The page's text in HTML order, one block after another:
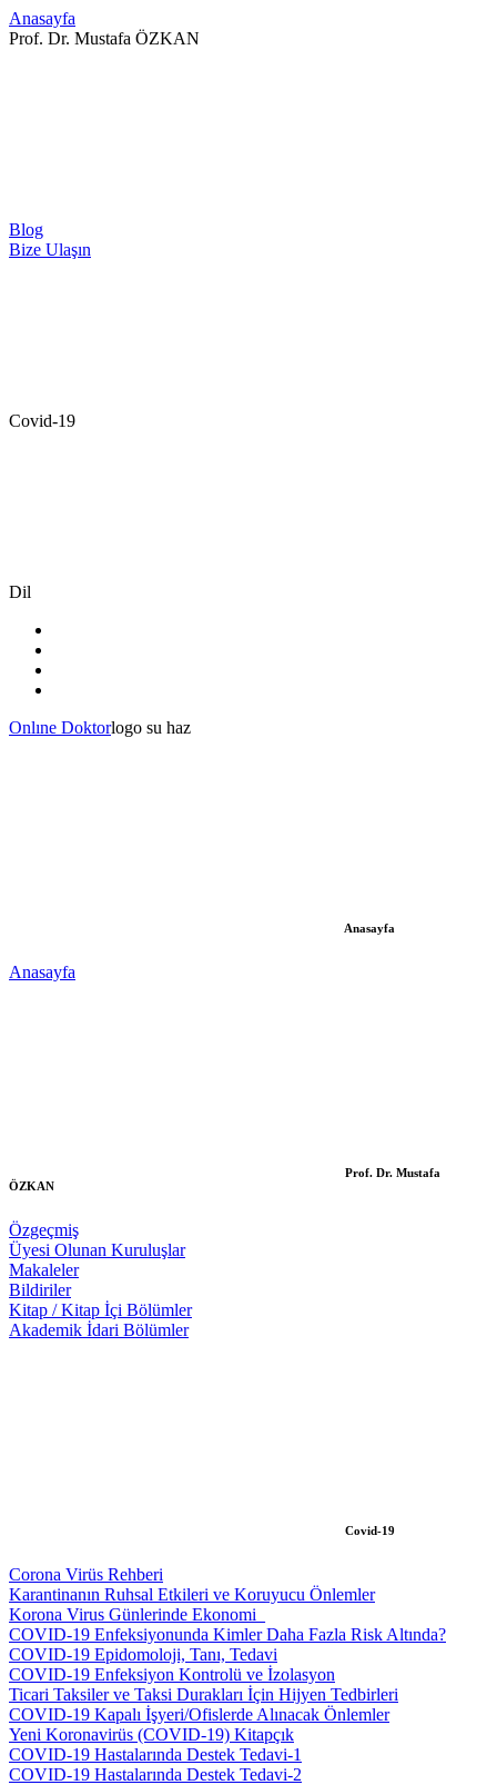
Anasayfa
Prof. Dr. Mustafa ÖZKAN
Blog
Bize Ulaşın
Covid-19
Dil
Onlıne Doktorlogo su haz
Anasayfa
Anasayfa
Prof. Dr. Mustafa
ÖZKAN
Özgeçmiş
Üyesi Olunan Kuruluşlar
Makaleler
Bildiriler
Kitap / Kitap İçi Bölümler
Akademik İdari Bölümler
Covid-19
Corona Virüs Rehberi
Karantinanın Ruhsal Etkileri ve Koruyucu Önlemler
Korona Virus Günlerinde Ekonomi_
COVID-19 Enfeksiyonunda Kimler Daha Fazla Risk Altında?
COVID-19 Epidomoloji, Tanı, Tedavi
COVID-19 Enfeksiyon Kontrolü ve İzolasyon
Ticari Taksiler ve Taksi Durakları İçin Hijyen Tedbirleri
COVID-19 Kapalı İşyeri/Ofislerde Alınacak Önlemler
Yeni Koronavirüs (COVID-19) Kitapçık
COVID-19 Hastalarında Destek Tedavi-1
COVID-19 Hastalarında Destek Tedavi-2